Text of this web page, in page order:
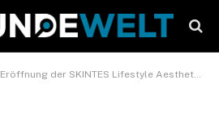
Eröffnung der SKINTES Lifestyle Aesthetics: Ein Ausflug zu strahlender Gesundheit, der den SKINTES Lifestyle umfasst